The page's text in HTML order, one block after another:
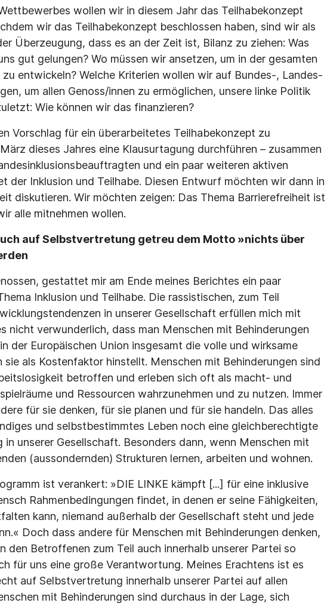
wollen wir in diesem Jahr das Teilhabekonzept
wir das Teilhabekonzept beschlossen haben, sind wir als
Überzeugung, dass es an der Zeit ist, Bilanz zu ziehen: Was
gut gelungen? Wo müssen wir ansetzen, um in der gesamten
entwickeln? Welche Kriterien wollen wir auf Bundes-, Landes-
um allen Genoss/innen zu ermöglichen, unsere linke Politik
Wie können wir das finanzieren?
Vorschlag für ein überarbeitetes Teilhabekonzept zu
dieses Jahres eine Klausurtagung durchführen – zusammen
und ein paar weiteren aktiven
der Inklusion und Teilhabe. Diesen Entwurf möchten wir dann in
diskutieren. Wir möchten zeigen: Das Thema Barrierefreiheit ist
alle mitnehmen wollen.
auf Selbstvertretung getreu dem Motto »nichts über
gestattet mir am Ende meines Berichtes ein paar
Inklusion und Teilhabe. Die rassistischen, zum Teil
in unserer Gesellschaft erfüllen mich mit
nicht verwunderlich, dass man Menschen mit Behinderungen
der Europäischen Union insgesamt die volle und wirksame
als Kostenfaktor hinstellt. Menschen mit Behinderungen sind
betroffen und erleben sich oft als macht- und
und Ressourcen wahrzunehmen und zu nutzen. Immer
für sie denken, für sie planen und für sie handeln. Das alles
und selbstbestimmtes Leben noch eine gleichberechtigte
unserer Gesellschaft. Besonders dann, wenn Menschen mit
(aussondernden) Strukturen lernen, arbeiten und wohnen.
ist verankert: »DIE LINKE kämpft [...] für eine inklusive
Rahmenbedingungen findet, in denen er seine Fähigkeiten,
kann, niemand außerhalb der Gesellschaft steht und jede
Doch dass andere für Menschen mit Behinderungen denken,
den Betroffenen zum Teil auch innerhalb unserer Partei so
für uns eine große Verantwortung. Meines Erachtens ist es
auf Selbstvertretung innerhalb unserer Partei auf allen
mit Behinderungen sind durchaus in der Lage, sich